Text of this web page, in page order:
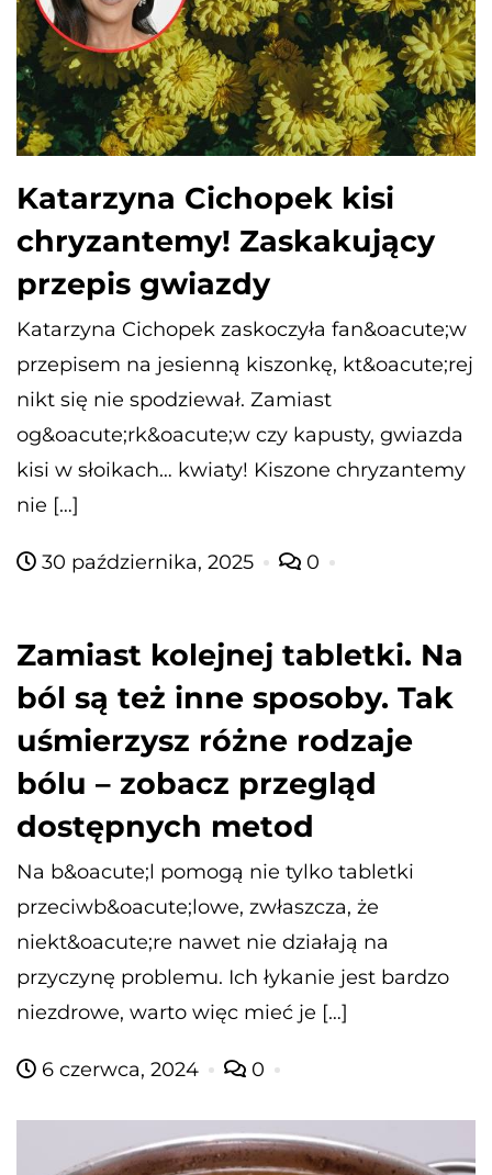
Katarzyna Cichopek kisi
chryzantemy! Zaskakujący
przepis gwiazdy
Katarzyna Cichopek zaskoczyła fan&oacute;w
przepisem na jesienną kiszonkę, kt&oacute;rej
nikt się nie spodziewał. Zamiast
og&oacute;rk&oacute;w czy kapusty, gwiazda
kisi w słoikach… kwiaty! Kiszone chryzantemy
nie […]
30 października, 2025 0
Zamiast kolejnej tabletki. Na
ból są też inne sposoby. Tak
uśmierzysz różne rodzaje
bólu – zobacz przegląd
dostępnych metod
Na b&oacute;l pomogą nie tylko tabletki
przeciwb&oacute;lowe, zwłaszcza, że
niekt&oacute;re nawet nie działają na
przyczynę problemu. Ich łykanie jest bardzo
niezdrowe, warto więc mieć je […]
6 czerwca, 2024 0